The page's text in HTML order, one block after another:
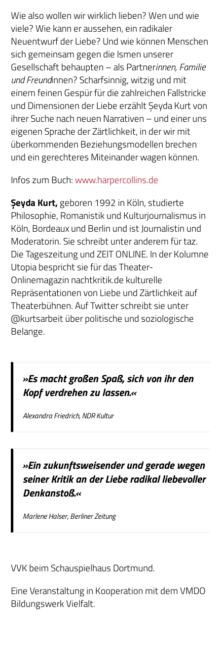
Wie also wollen wir wirklich lieben? Wen und wie
viele? Wie kann er aussehen, ein radikaler
Neuentwurf der Liebe? Und wie können Menschen
sich gemeinsam gegen die Ismen unserer
Gesellschaft behaupten – als Partnerinnen, Familie
und Freundinnen? Scharfsinnig, witzig und mit
einem feinen Gespür für die zahlreichen Fallstricke
und Dimensionen der Liebe erzählt Şeyda Kurt von
ihrer Suche nach neuen Narrativen – und einer uns
eigenen Sprache der Zärtlichkeit, in der wir mit
überkommenden Beziehungsmodellen brechen
und ein gerechteres Miteinander wagen können.
Infos zum Buch:www.harpercollins.de
Şeyda Kurt, geboren 1992 in Köln, studierte
Philosophie, Romanistik und Kulturjournalismus in
Köln, Bordeaux und Berlin und ist Journalistin und
Moderatorin. Sie schreibt unter anderem für taz.
Die Tageszeitung und ZEIT ONLINE. In der Kolumne
Utopia bespricht sie für das Theater-
Onlinemagazin nachtkritik.de kulturelle
Repräsentationen von Liebe und Zärtlichkeit auf
Theaterbühnen. Auf Twitter schreibt sie unter
@kurtsarbeit über politische und soziologische
Belange.
»Es macht großen Spaß, sich von ihr den
Kopf verdrehen zu lassen.«
Alexandra Friedrich,NDR Kultur
»Ein zukunftsweisender und gerade wegen
seiner Kritik an der Liebe radikal liebevoller
Denkanstoß.«
Marlene Halser,Berliner Zeitung
VVK beim Schauspielhaus Dortmund.
Eine Veranstaltung in Kooperation mit dem VMDO
Bildungswerk Vielfalt.